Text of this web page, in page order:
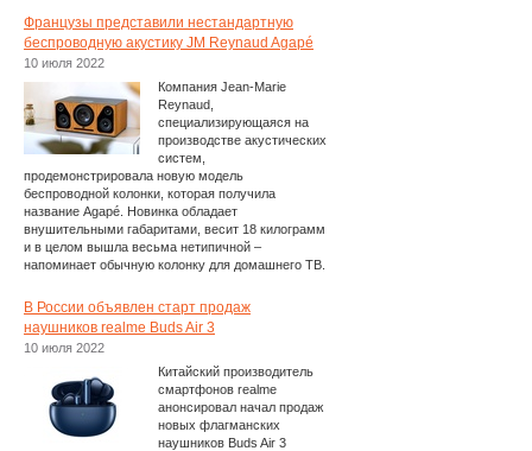
Французы представили нестандартную
беспроводную акустику JM Reynaud Agapé
10 июля 2022
Компания Jean-Marie
Reynaud,
специализирующаяся на
производстве акустических
систем,
продемонстрировала новую модель
беспроводной колонки, которая получила
название Agapé. Новинка обладает
внушительными габаритами, весит 18 килограмм
и в целом вышла весьма нетипичной –
напоминает обычную колонку для домашнего ТВ.
В России объявлен старт продаж
наушников realme Buds Air 3
10 июля 2022
Китайский производитель
смартфонов realme
анонсировал начал продаж
новых флагманских
наушников Buds Air 3